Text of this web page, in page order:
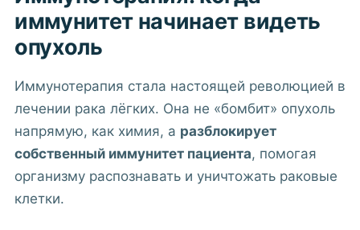
иммунитет начинает видеть
опухоль
Иммунотерапия стала настоящей революцией в
лечении рака лёгких. Она не «бомбит» опухоль
напрямую, как химия, а разблокирует
собственный иммунитет пациента, помогая
организму распознавать и уничтожать раковые
клетки.